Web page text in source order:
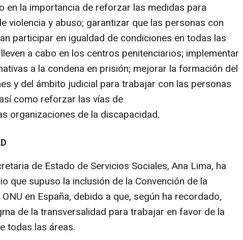
en la importancia de reforzar las medidas para
violencia y abuso; garantizar que las personas con
participar en igualdad de condiciones en todas las
a cabo en los centros penitenciarios; implementar
a la condena en prisión; mejorar la formación del
y del ámbito judicial para trabajar con las personas
como reforzar las vías de
organizaciones de la discapacidad.
de Estado de Servicios Sociales, Ana Lima, ha
que supuso la inclusión de la Convención de la
en España, debido a que, según ha recordado,
de la transversalidad para trabajar en favor de la
todas las áreas.